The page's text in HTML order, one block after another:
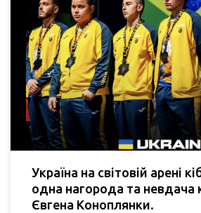
Україна на світовій арені
одна нагорода та невдача
Євгена Коноплянки.